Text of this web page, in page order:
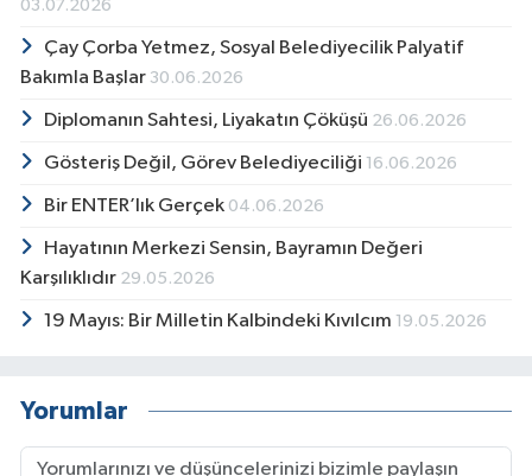
03.07.2026
Çay Çorba Yetmez, Sosyal Belediyecilik Palyatif
Bakımla Başlar 30.06.2026
Diplomanın Sahtesi, Liyakatın Çöküşü 26.06.2026
Gösteriş Değil, Görev Belediyeciliği 16.06.2026
Bir ENTER’lık Gerçek 04.06.2026
Hayatının Merkezi Sensin, Bayramın Değeri
Karşılıklıdır 29.05.2026
19 Mayıs: Bir Milletin Kalbindeki Kıvılcım 19.05.2026
Yorumlar